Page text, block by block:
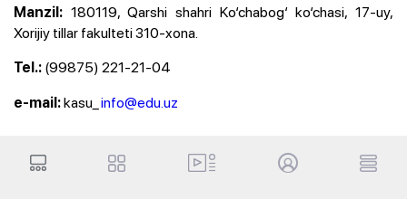
Manzil: 180119, Qarshi shahri Ko‘chabog‘ ko‘chasi, 17-uy,
Xorijiy tillar fakulteti 310-xona.
Tel.: (99875) 221-21-04
e-mail:kasu_ info@edu.uz